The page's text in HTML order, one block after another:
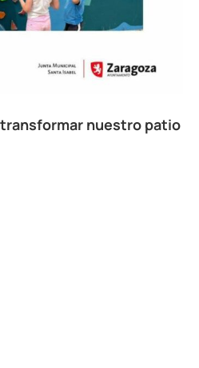
nuestro patio